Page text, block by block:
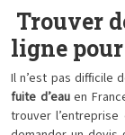
Trouver
ligne
Il n’est pas difficile
fuite d’eauen
trouver